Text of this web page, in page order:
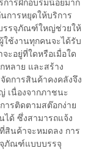
ารฝึกอบรมน้อยมาก
การหยุดให้บริการ
รรจุภัณฑ์ใหญ่ช่วยให้
ใช้งานทุกคนจะได้รับ
อยู่ที่ใดหรือเมื่อใด
ลาย และสร้าง
ดการสินค้าคงคลังจึง
เนื่องจากภาชนะ
รติดตามสต๊อกง่าย
ด้ ซึ่งสามารถแจ้ง
สินค้าจะหมดลง การ
ภัณฑ์แบบบรรจุ